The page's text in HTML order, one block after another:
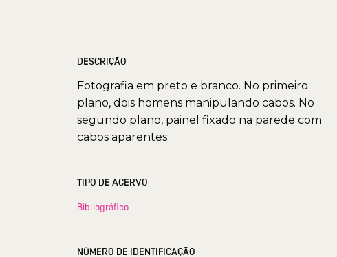
DESCRIÇÃO
Fotografia em preto e branco. No primeiro
plano, dois homens manipulando cabos. No
segundo plano, painel fixado na parede com
cabos aparentes.
TIPO DE ACERVO
Bibliográfico
NÚMERO DE IDENTIFICAÇÃO